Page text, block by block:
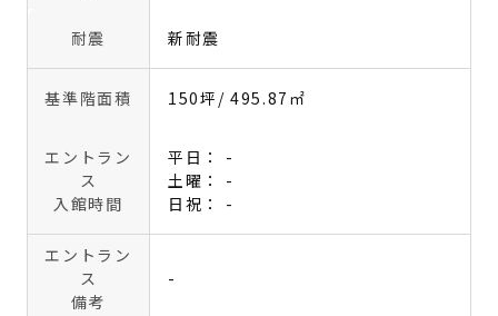
耐震 新耐震
基準階面積 150坪 / 495.87㎡
エントラン
ス
入館時間
平日： -
土曜： -
日祝： -
エントラン
ス
備考
-